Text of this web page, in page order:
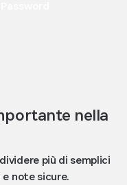
nella
più di semplici
note sicure.